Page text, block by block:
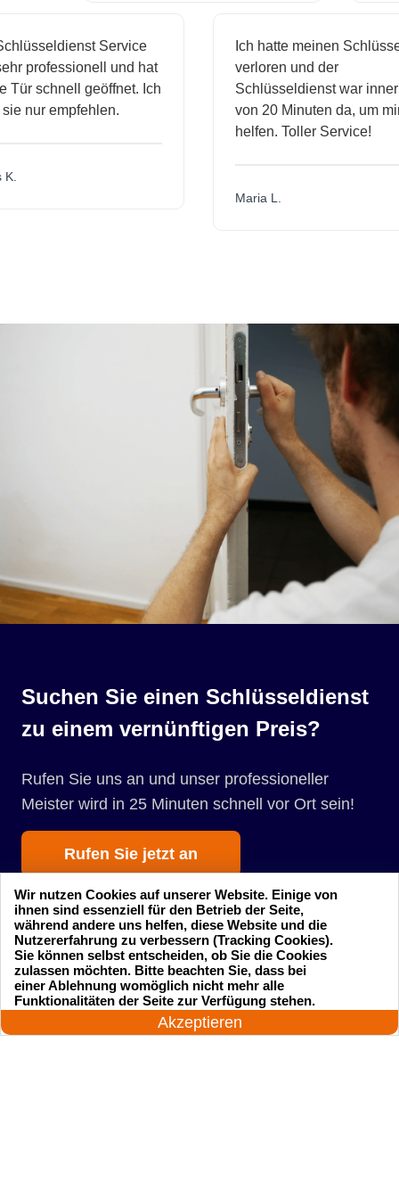
Service
professionell und hat
schnell geöffnet. Ich
nur empfehlen.
Ich hatte meinen Schlüssel
verloren und der
Schlüsseldienst war
von 20 Minuten da, um mir
helfen. Toller Service!
Maria L.
Suchen Sie einen Schlüsseldienst
zu einem vernünftigen Preis?
Rufen Sie uns an und unser professioneller
Meister wird in 25 Minuten schnell vor Ort sein!
Rufen Sie jetzt an
Startseite Einsatzgebiete
Preise
24 Stunden am Tag
Akzeptieren
Wir nutzen Cookies auf unserer Website. Einige von
ihnen sind essenziell für den Betrieb der Seite,
während andere uns helfen, diese Website und die
Nutzererfahrung zu verbessern (Tracking Cookies).
Sie können selbst entscheiden, ob Sie die Cookies
zulassen möchten. Bitte beachten Sie, dass bei
einer Ablehnung womöglich nicht mehr alle
Funktionalitäten der Seite zur Verfügung stehen.